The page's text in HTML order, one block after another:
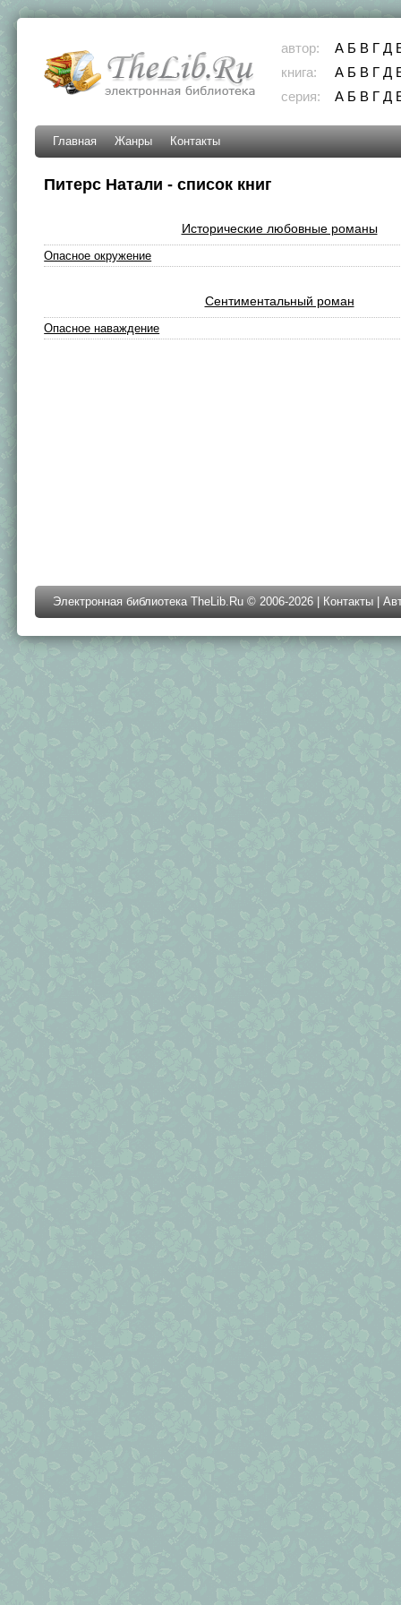
автор: А Б В Г Д
книга:
А Б В Г Д
серия:
А Б В Г Д
Главная Жанры Контакты
Питерс Натали - список книг
Исторические любовные романы
Опасное окружение
Сентиментальный роман
Опасное наваждение
Электронная библиотека TheLib.Ru © 2006-2026 | Контакты |